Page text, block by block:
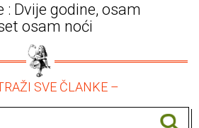
Dvije godine, osam
osam noći
SVE ČLANKE –